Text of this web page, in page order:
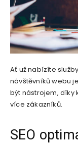
Ať už nabízíte
návštěvníků webu
být nástrojem, díky
více zákazníků.
SEO